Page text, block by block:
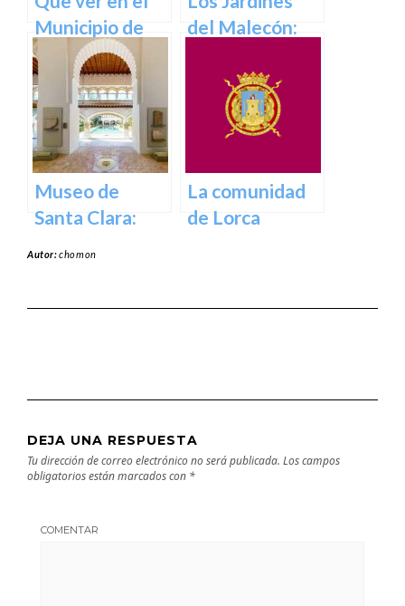
Municipio de
Abanilla en
Murcia en
Murcia
del Malecón:
Ciudad.
Museo de
Santa Clara:
La comunidad
de Lorca
Autor:chomon
DEJA UNA RESPUESTA
Tu dirección de correo electrónico no será publicada. Los campos
obligatorios están marcados con *
COMENTAR